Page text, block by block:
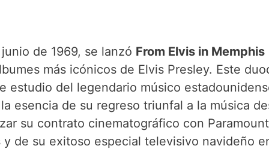
de 1969, se lanzó From Elvis in Memphis
más icónicos de Elvis Presley. Este
estudio del legendario músico
esencia de su regreso triunfal a la música
su contrato cinematográfico con Paramount
y de su exitoso especial televisivo navideño